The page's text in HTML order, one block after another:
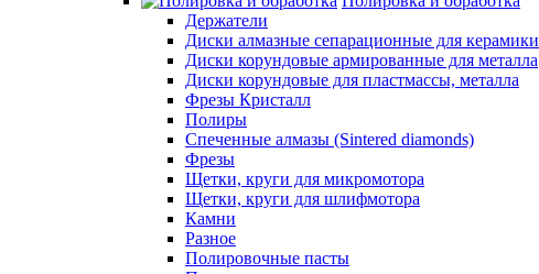
Держатели
Диски алмазные сепарационные для керамики
Диски корундовые армированные для металла
Диски корундовые для пластмассы, металла
Фрезы Кристалл
Полиры
Спеченные алмазы (Sintered diamonds)
Фрезы
Щетки, круги для микромотора
Щетки, круги для шлифмотора
Камни
Разное
Полировочные пасты